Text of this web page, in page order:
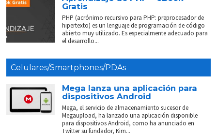
Gratis
PHP (acrónimo recursivo para PHP: preprocesador de
hipertexto) es un lenguaje de programación de código
abierto muy utilizado. Es especialmente adecuado para
el desarrollo...
Celulares/Smartphones/PDAs
Mega lanza una aplicación para
dispositivos Android
Mega, el servicio de almacenamiento sucesor de
Megaupload, ha lanzado una aplicación disponible
para dispositivos Android, como ha anunciado en
Twitter su fundador, Kim...